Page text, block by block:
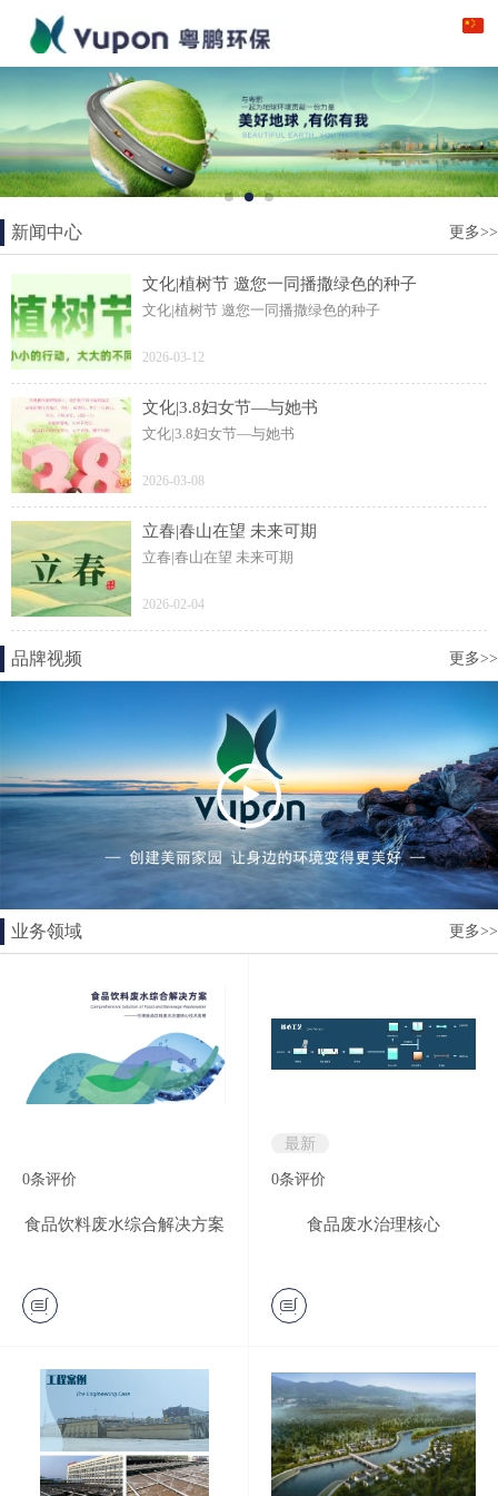
新闻中心 更多>>
文化|植树节 邀您一同播撒绿色的种子
文化|植树节 邀您一同播撒绿色的种子
2026-03-12
文化|3.8妇女节—与她书
文化|3.8妇女节—与她书
2026-03-08
立春|春山在望 未来可期
立春|春山在望 未来可期
2026-02-04
品牌视频 更多>>
业务领域 更多>>
0条评价
食品饮料废水综合解决方案
最新
0条评价
食品废水治理核心